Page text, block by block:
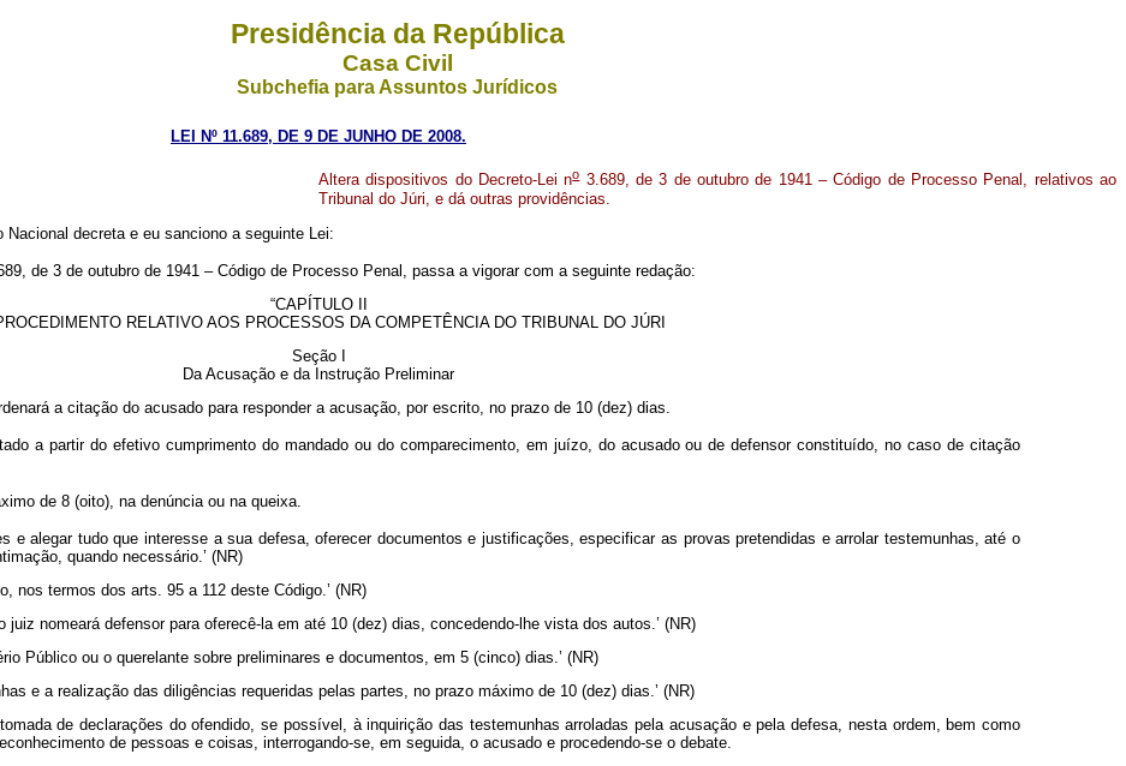
Presidência da República
Casa Civil
Subchefia para Assuntos Jurídicos
LEI Nº 11.689, DE 9 DE JUNHO DE 2008.
Altera dispositivos do Decreto-Lei no3.689, de 3 de outubro de 1941 – Código de Processo Penal, relativos ao
Tribunal do Júri, e dá outras providências.
Nacional decreta e eu sanciono a seguinte Lei:
de 3 de outubro de 1941 – Código de Processo Penal, passa a vigorar com a seguinte redação:
“CAPÍTULO II
RELATIVO AOS PROCESSOS DA COMPETÊNCIA DO TRIBUNAL DO JÚRI
Seção I
Da Acusação e da Instrução Preliminar
a citação do acusado para responder a acusação, por escrito, no prazo de 10 (dez) dias.
a partir do efetivo cumprimento do mandado ou do comparecimento, em juízo, do acusado ou de defensor constituído, no caso de citação
de 8 (oito), na denúncia ou na queixa.
e alegar tudo que interesse a sua defesa, oferecer documentos e justificações, especificar as provas pretendidas e arrolar testemunhas, até o
quando necessário.’ (NR)
nos termos dos arts. 95 a 112 deste Código.’ (NR)
nomeará defensor para oferecê-la em até 10 (dez) dias, concedendo-lhe vista dos autos.’ (NR)
Público ou o querelante sobre preliminares e documentos, em 5 (cinco) dias.’ (NR)
e a realização das diligências requeridas pelas partes, no prazo máximo de 10 (dez) dias.’ (NR)
de declarações do ofendido, se possível, à inquirição das testemunhas arroladas pela acusação e pela defesa, nesta ordem, bem como
de pessoas e coisas, interrogando-se, em seguida, o acusado e procedendo-se o debate.